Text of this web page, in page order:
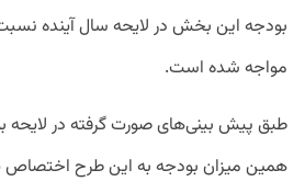
بودجه این بخش در لایحه سال آینده
مواجه شده است.
همین میزان بودجه به این طرح اختصاص